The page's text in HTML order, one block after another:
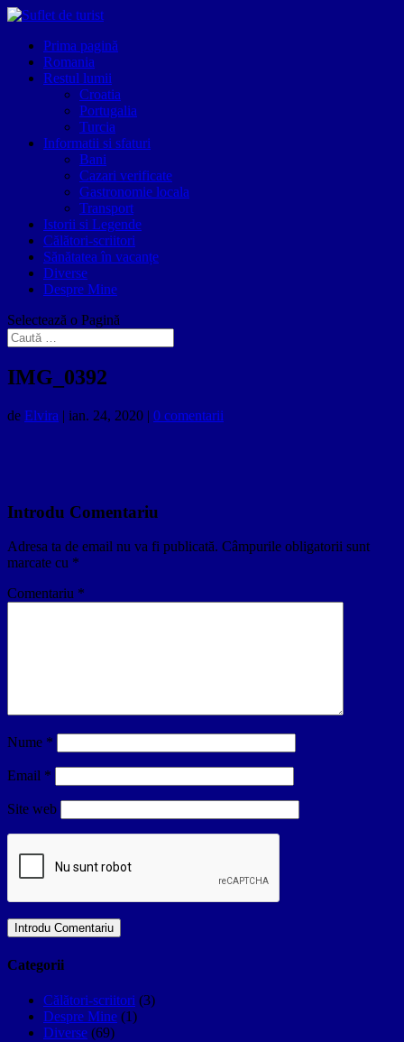
Prima pagină
Romania
Restul lumii
Croatia
Portugalia
Turcia
Informatii si sfaturi
Bani
Cazari verificate
Gastronomie locala
Transport
Istorii si Legende
Călători-scriitori
Sănătatea în vacanțe
Diverse
Despre Mine
Selectează o Pagină
IMG_0392
de Elvira | ian. 24, 2020 | 0 comentarii
Introdu Comentariu
Adresa ta de email nu va fi publicată. Câmpurile obligatorii sunt
marcate cu *
Comentariu *
Nume *
Email *
Site web
Categorii
Călători-scriitori (3)
Despre Mine (1)
Diverse (69)